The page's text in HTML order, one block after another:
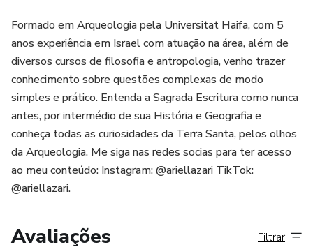
Formado em Arqueologia pela Universitat Haifa, com 5
anos experiência em Israel com atuação na área, além de
diversos cursos de filosofia e antropologia, venho trazer
conhecimento sobre questões complexas de modo
simples e prático. Entenda a Sagrada Escritura como nunca
antes, por intermédio de sua História e Geografia e
conheça todas as curiosidades da Terra Santa, pelos olhos
da Arqueologia. Me siga nas redes socias para ter acesso
ao meu conteúdo: Instagram: @ariellazari TikTok:
@ariellazari.
Avaliações Filtrar